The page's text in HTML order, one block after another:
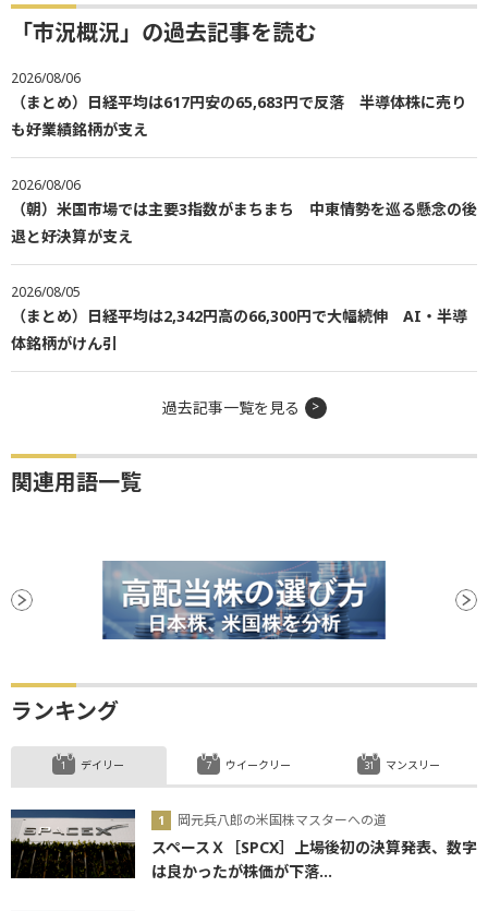
「市況概況」の過去記事を読む
2026/08/06
（まとめ）日経平均は617円安の65,683円で反落 半導体株に売り
も好業績銘柄が支え
2026/08/06
（朝）米国市場では主要3指数がまちまち 中東情勢を巡る懸念の後
退と好決算が支え
2026/08/05
（まとめ）日経平均は2,342円高の66,300円で大幅続伸 AI・半導
体銘柄がけん引
過去記事一覧を見る
関連用語一覧
ランキング
デイリー
岡元兵八郎の米国株マスターへの道
スペースＸ［SPCX］上場後初の決算発表、数字
は良かったが株価が下落...
ウイークリー マンスリー